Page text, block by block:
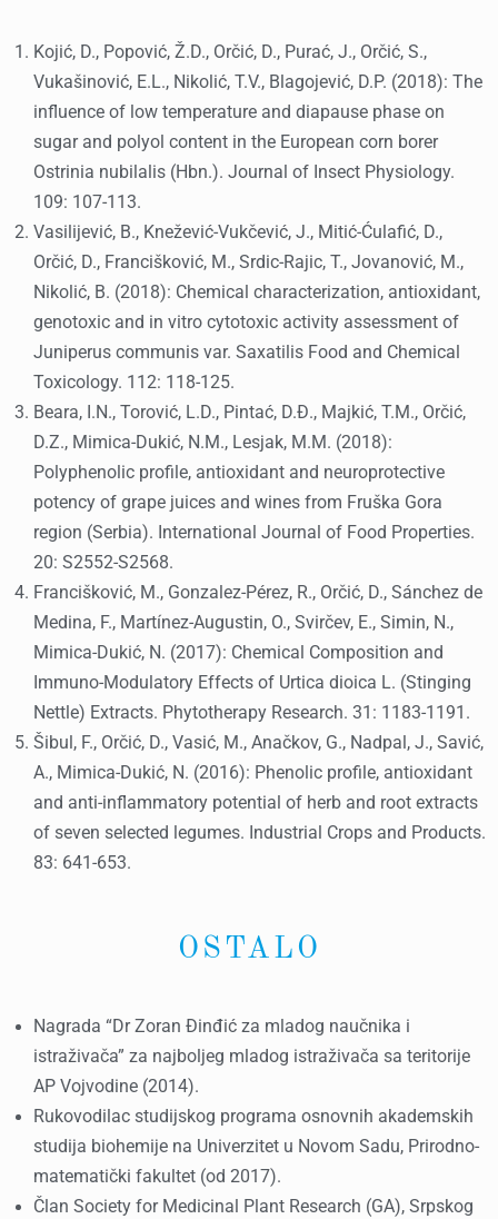
Kojić, D., Popović, Ž.D., Orčić, D., Purać, J., Orčić, S.,
Vukašinović, E.L., Nikolić, T.V., Blagojević, D.P. (2018): The
influence of low temperature and diapause phase on
sugar and polyol content in the European corn borer
Ostrinia nubilalis (Hbn.). Journal of Insect Physiology.
109: 107-113.
Vasilijević, B., Knežević-Vukčević, J., Mitić-Ćulafić, D.,
Orčić, D., Francišković, M., Srdic-Rajic, T., Jovanović, M.,
Nikolić, B. (2018): Chemical characterization, antioxidant,
genotoxic and in vitro cytotoxic activity assessment of
Juniperus communis var. Saxatilis Food and Chemical
Toxicology. 112: 118-125.
Beara, I.N., Torović, L.D., Pintać, D.Đ., Majkić, T.M., Orčić,
D.Z., Mimica-Dukić, N.M., Lesjak, M.M. (2018):
Polyphenolic profile, antioxidant and neuroprotective
potency of grape juices and wines from Fruška Gora
region (Serbia). International Journal of Food Properties.
20: S2552-S2568.
Francišković, M., Gonzalez-Pérez, R., Orčić, D., Sánchez de
Medina, F., Martínez-Augustin, O., Svirčev, E., Simin, N.,
Mimica-Dukić, N. (2017): Chemical Composition and
Immuno-Modulatory Effects of Urtica dioica L. (Stinging
Nettle) Extracts. Phytotherapy Research. 31: 1183-1191.
Šibul, F., Orčić, D., Vasić, M., Anačkov, G., Nadpal, J., Savić,
A., Mimica-Dukić, N. (2016): Phenolic profile, antioxidant
and anti-inflammatory potential of herb and root extracts
of seven selected legumes. Industrial Crops and Products.
83: 641-653.
OSTALO
Nagrada “Dr Zoran Đinđić za mladog naučnika i
istraživača” za najboljeg mladog istraživača sa teritorije
AP Vojvodine (2014).
Rukovodilac studijskog programa osnovnih akademskih
studija biohemije na Univerzitet u Novom Sadu, Prirodno-
matematički fakultet (od 2017).
Član Society for Medicinal Plant Research (GA), Srpskog